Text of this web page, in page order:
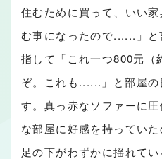
住むために買って、いい
む事になったので......」
指して「これ一つ800元（
ぞ。これも......」と部屋の
す。真っ赤なソファーに
な部屋に好感を持っていた
足の下がわずかに揺れてい